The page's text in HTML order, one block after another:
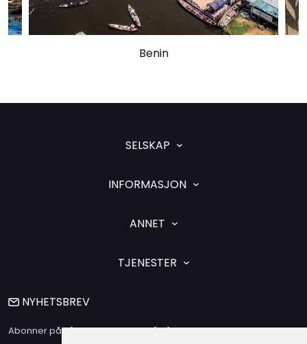
Benin
SELSKAP
INFORMASJON
ANNET
TJENESTER
NYHETSBREV
Abonner på vårt nyhetsbrev og få våre siste nyheter og tilbud